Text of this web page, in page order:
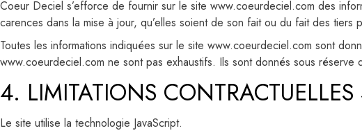
Coeur Deciel s’efforce de fournir sur le site www.coeurdeciel.com des
carences dans la mise à jour, qu’elles soient de son fait ou du fait des tiers
Toutes les informations indiquées sur le site www.coeurdeciel.com sont
www.coeurdeciel.com ne sont pas exhaustifs. Ils sont donnés sous
4. LIMITATIONS
Le site utilise la technologie JavaScript.